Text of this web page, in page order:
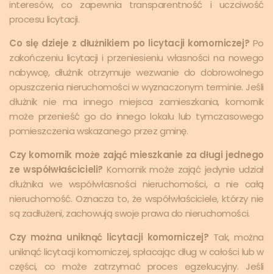
interesów, co zapewnia transparentność i uczciwość
procesu licytacji.
Co się dzieje z dłużnikiem po licytacji komorniczej? Po
zakończeniu licytacji i przeniesieniu własności na nowego
nabywcę, dłużnik otrzymuje wezwanie do dobrowolnego
opuszczenia nieruchomości w wyznaczonym terminie. Jeśli
dłużnik nie ma innego miejsca zamieszkania, komornik
może przenieść go do innego lokalu lub tymczasowego
pomieszczenia wskazanego przez gminę.
Czy komornik może zająć mieszkanie za długi jednego
ze współwłaścicieli? Komornik może zająć jedynie udział
dłużnika we współwłasności nieruchomości, a nie całą
nieruchomość. Oznacza to, że współwłaściciele, którzy nie
są zadłużeni, zachowują swoje prawa do nieruchomości.
Czy można uniknąć licytacji komorniczej? Tak, można
uniknąć licytacji komorniczej, spłacając dług w całości lub w
części, co może zatrzymać proces egzekucyjny. Jeśli